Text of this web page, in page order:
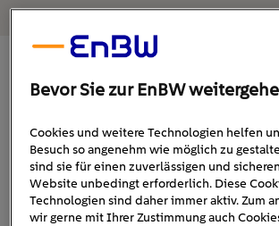
2. Februar 2022 1min
e-auto-abholung-
Bevor Sie zur EnBW
Cookies und weitere Technologien helfen
Besuch so angenehm wie möglich zu
sind sie für einen zuverlässigen und
Website unbedingt erforderlich. Diese
Technologien sind daher immer aktiv. Zum
wir gerne mit Ihrer Zustimmung auch